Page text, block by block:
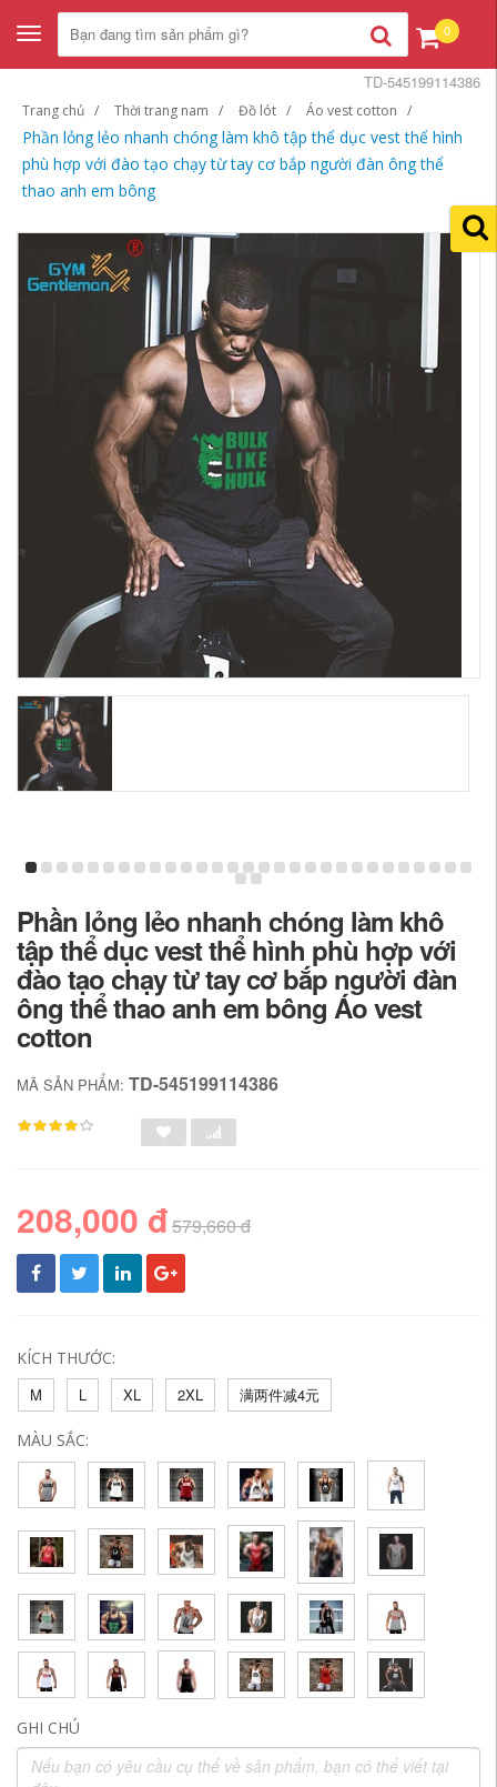
Toggle
navigation
0
Trang chủ Thời trang nam Đồ lót Áo vest cotton
Phần lỏng lẻo nhanh chóng làm khô tập thể dục vest thể hình
phù hợp với đào tạo chạy từ tay cơ bắp người đàn ông thể
thao anh em bông
TD-545199114386
Phần lỏng lẻo nhanh chóng làm khô
tập thể dục vest thể hình phù hợp với
đào tạo chạy từ tay cơ bắp người đàn
ông thể thao anh em bông Áo vest
cotton
MÃ SẢN PHẨM: TD-545199114386
208,000 đ579,660 đ
KÍCH THƯỚC:
M
L XL 2XL 满两件减4元
MÀU SẮC:
GHI CHÚ